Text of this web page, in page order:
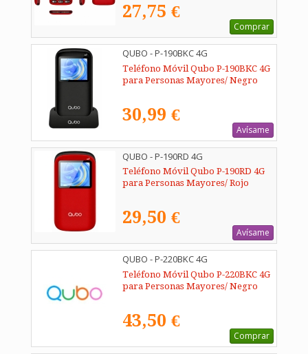
27,75 €
Comprar
QUBO - P-190BKC 4G
Teléfono Móvil Qubo P-190BKC 4G
para Personas Mayores/ Negro
30,99 €
Avísame
QUBO - P-190RD 4G
Teléfono Móvil Qubo P-190RD 4G
para Personas Mayores/ Rojo
29,50 €
Avísame
QUBO - P-220BKC 4G
Teléfono Móvil Qubo P-220BKC 4G
para Personas Mayores/ Negro
43,50 €
Comprar